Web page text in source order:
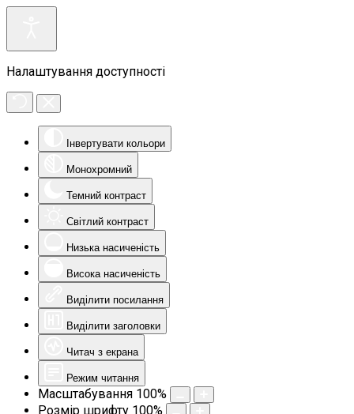
Налаштування доступності
Інвертувати кольори
Монохромний
Темний контраст
Світлий контраст
Низька насиченість
Висока насиченість
Виділити посилання
Виділити заголовки
Читач з екрана
Режим читання
Масштабування 100%
Розмір шрифту 100%